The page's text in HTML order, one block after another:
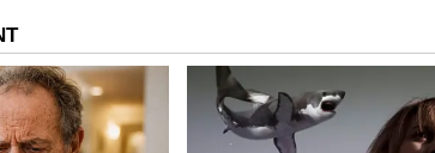
தனிப்பட்ட சுயவிவரத்தில் இல்லாமல்
வைக்கப்படும்.
கன்ட்ரோல் செய்யலாம்: உங்களிடம்